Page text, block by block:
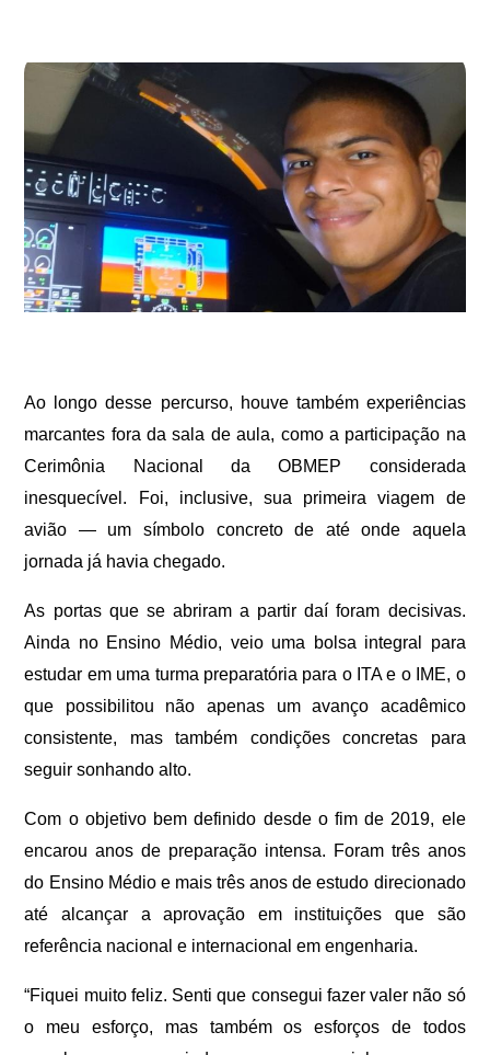
Ao longo desse percurso, houve também experiências
marcantes fora da sala de aula, como a participação na
Cerimônia Nacional da OBMEP considerada
inesquecível. Foi, inclusive, sua primeira viagem de
avião — um símbolo concreto de até onde aquela
jornada já havia chegado.
As portas que se abriram a partir daí foram decisivas.
Ainda no Ensino Médio, veio uma bolsa integral para
estudar em uma turma preparatória para o ITA e o IME, o
que possibilitou não apenas um avanço acadêmico
consistente, mas também condições concretas para
seguir sonhando alto.
Com o objetivo bem definido desde o fim de 2019, ele
encarou anos de preparação intensa. Foram três anos
do Ensino Médio e mais três anos de estudo direcionado
até alcançar a aprovação em instituições que são
referência nacional e internacional em engenharia.
“Fiquei muito feliz. Senti que consegui fazer valer não só
o meu esforço, mas também os esforços de todos